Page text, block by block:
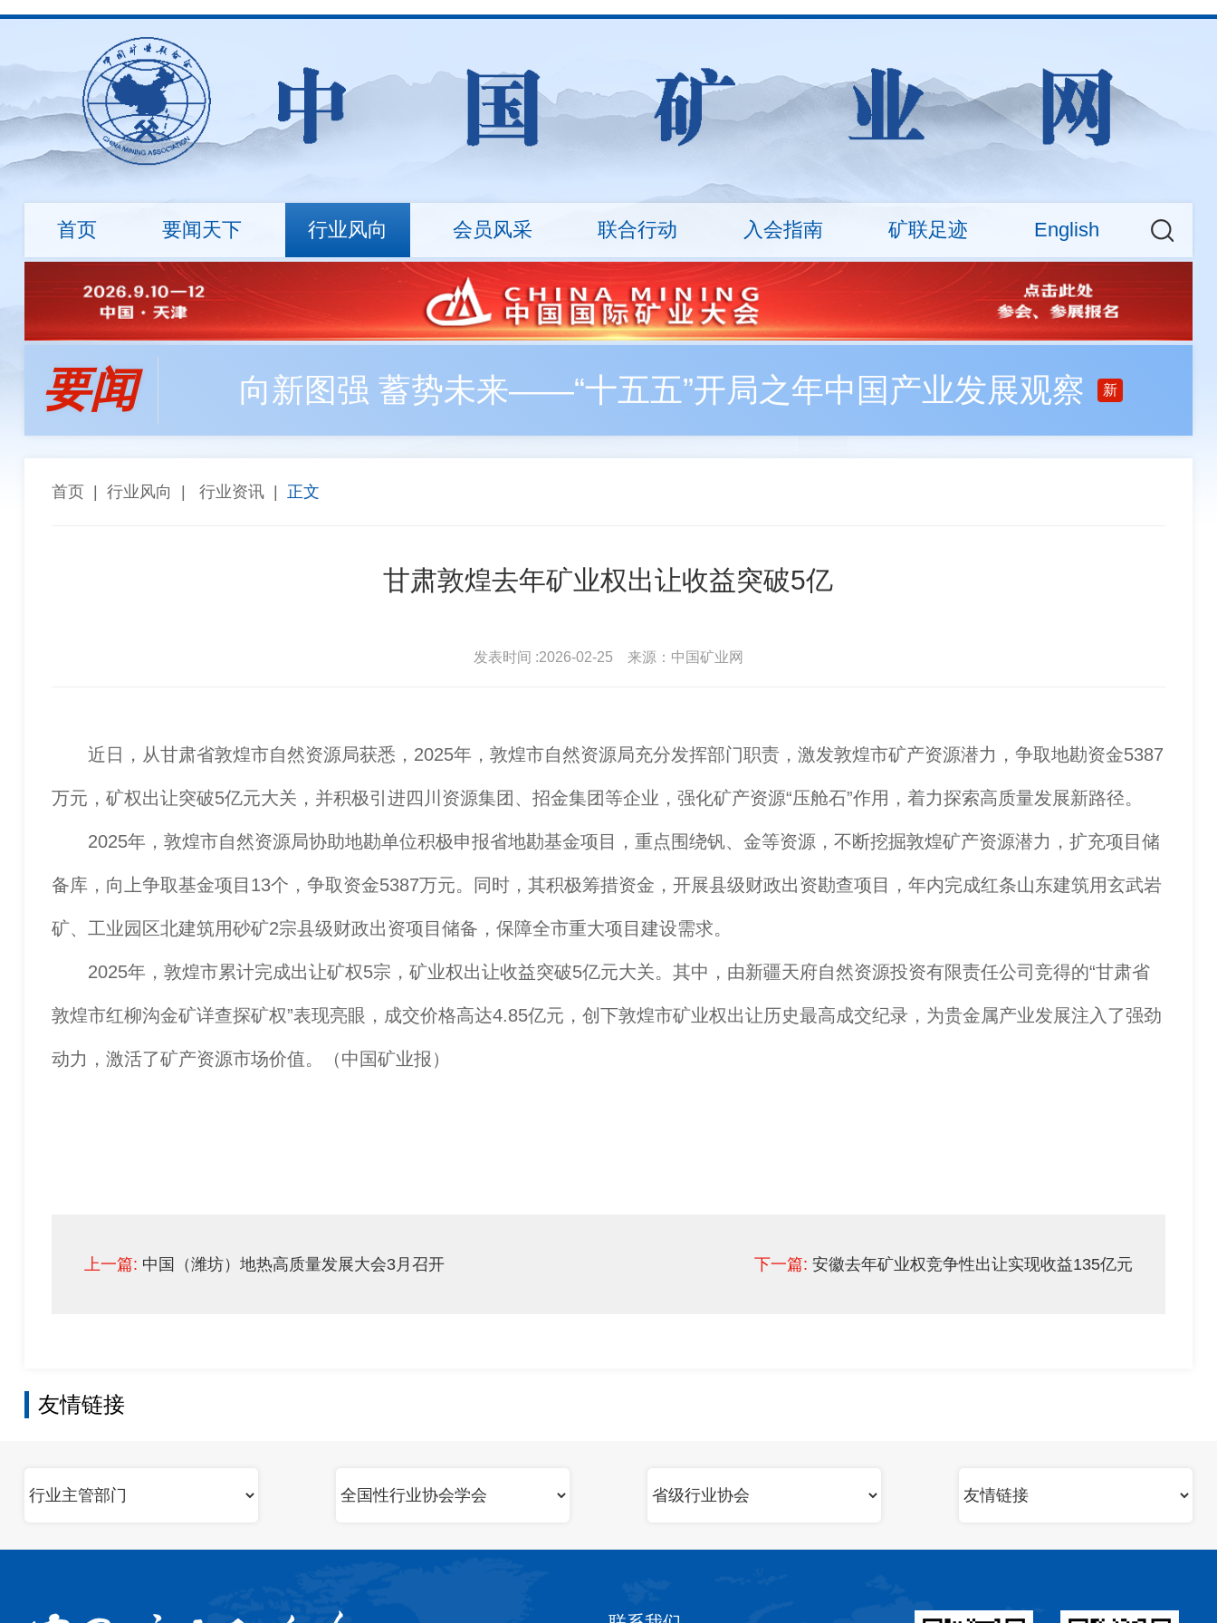
首页 要闻天下 行业风向 会员风采 联合行动 入会指南 矿联足迹 English
会长
程利伟
负责人
程利伟 王永才 王炯辉 王蕾 丛革臣
刘 钦 刘炳宇 邹玮 刘敬锟
李全生 陈长宏 陈景河 苑占永
张斗群 王乐译 唐 社 董建雄 王进平
秘书长
车长波
协会架构
协会简介 协会章程 组织机构 分支机构 联系我们
行业资讯 国际动态 统计数据 行业报告 技术装备
地勘诚信 标准建设 ESG治理 矿业沙龙 万里行 技能竞赛 矿业权交易专场活动
入会流程 会员权益 会费标准
CMA News About
会员资讯
探矿工程所自主研发数字岩心钻机，最大钻进深度达20...
中国矿业大学筹建战略矿产资源学院
希尔威参股企业实现厄瓜多尔金铜矿勘探重大突破 单孔...
会员展示
新入会会员
要闻 向新图强 蓄势未来——“十五五”开局之年中国产业发展观察 新
首页 行业风向 行业资讯| 正文
甘肃敦煌去年矿业权出让收益突破5亿
发表时间 :2026-02-25 来源：中国矿业网
近日，从甘肃省敦煌市自然资源局获悉，2025年，敦煌市自然资源局充分发挥部门职责，激发敦煌市矿产资源潜力，争取地勘资金5387
万元，矿权出让突破5亿元大关，并积极引进四川资源集团、招金集团等企业，强化矿产资源“压舱石”作用，着力探索高质量发展新路径。
2025年，敦煌市自然资源局协助地勘单位积极申报省地勘基金项目，重点围绕钒、金等资源，不断挖掘敦煌矿产资源潜力，扩充项目储
备库，向上争取基金项目13个，争取资金5387万元。同时，其积极筹措资金，开展县级财政出资勘查项目，年内完成红条山东建筑用玄武岩
矿、工业园区北建筑用砂矿2宗县级财政出资项目储备，保障全市重大项目建设需求。
2025年，敦煌市累计完成出让矿权5宗，矿业权出让收益突破5亿元大关。其中，由新疆天府自然资源投资有限责任公司竞得的“甘肃省
敦煌市红柳沟金矿详查探矿权”表现亮眼，成交价格高达4.85亿元，创下敦煌市矿业权出让历史最高成交纪录，为贵金属产业发展注入了强劲
动力，激活了矿产资源市场价值。（中国矿业报）
上一篇: 中国（潍坊）地热高质量发展大会3月召开 下一篇: 安徽去年矿业权竞争性出让实现收益135亿元
友情链接